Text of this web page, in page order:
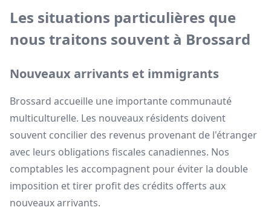
Les situations particulières que
nous traitons souvent à Brossard
Nouveaux arrivants et immigrants
Brossard accueille une importante communauté
multiculturelle. Les nouveaux résidents doivent
souvent concilier des revenus provenant de l'étranger
avec leurs obligations fiscales canadiennes. Nos
comptables les accompagnent pour éviter la double
imposition et tirer profit des crédits offerts aux
nouveaux arrivants.